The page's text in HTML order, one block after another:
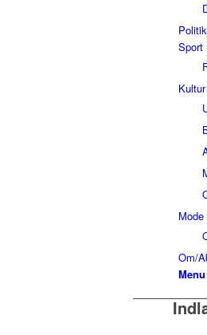
Politik
Sport
Kultur
Mode
Om/
Menu